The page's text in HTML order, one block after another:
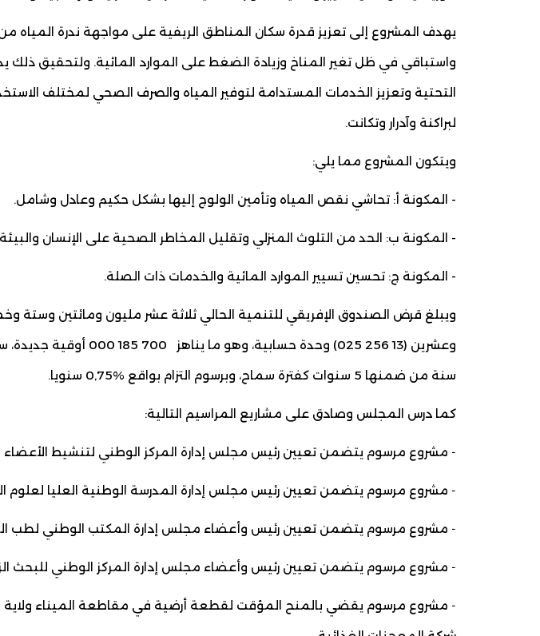
يهدف المشروع إلى تعزيز قدرة سكان المناطق الريفية على مواجهة ندرة المياه
واستباقي في ظل تغير المناخ وزيادة الضغط على الموارد المائية. ولتحقيق ذلك
التحتية وتعزيز الخدمات المستدامة لتوفير المياه والصرف الصحي لمختلف
لبراكنة وآدرار وتكانت.
ويتكون المشروع مما يلي:
- المكونة أ: تحاشي نقص المياه وتأمين الولوج إليها بشكل حكيم وعادل وشامل.
- المكونة ب: الحد من التلوث المنزلي وتقليل المخاطر الصحية على الإنسان والبيئة
- المكونة ج: تحسين تسيير الموارد المائية والخدمات ذات الصلة.
ويبلغ قرض الصندوق الإفريقي للتنمية الحالي ثلاثة عشر مليون ومائتين
سنة من ضمنها 5 سنوات كفترة سماح، وبرسوم التزام بواقع %0,75 سنويا.
كما درس المجلس وصادق على مشاريع المراسيم التالية:
‐ مشروع مرسوم يتضمن تعيين رئيس مجلس إدارة المركز الوطني لتنشيط الأعضاء
‐ مشروع مرسوم يتضمن تعيين رئيس مجلس إدارة المدرسة الوطنية العليا لعلوم
‐ مشروع مرسوم يتضمن تعيين رئيس وأعضاء مجلس إدارة المكتب الوطني لطب
‐ مشروع مرسوم يتضمن تعيين رئيس وأعضاء مجلس إدارة المركز الوطني للبحث
‐ مشروع مرسوم يقضي بالمنح المؤقت لقطعة أرضية في مقاطعة الميناء ولاية